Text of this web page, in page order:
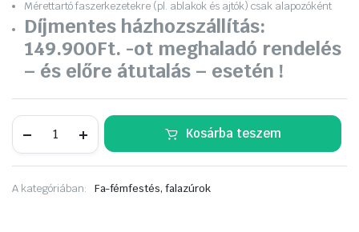
Mérettartó faszerkezetekre (pl. ablakok és ajtók) csak alapozóként
Díjmentes házhozszállítás:
149.900Ft. -ot meghaladó rendelés
– és előre átutalás – esetén !
HK-
Kültéri
5
Kosárba teszem
A kategóriában: Fa-fémfestés, falazúrok